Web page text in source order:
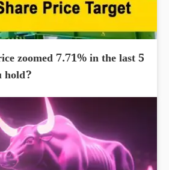
zoomed 7.71% in the last 5
hold?